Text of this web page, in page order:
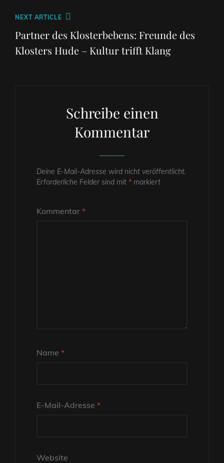
Next
Post
NEXT ARTICLE
Partner des Klosterbebens: Freunde des
Klosters Hude – Kultur trifft Klang
Schreibe einen
Kommentar
Deine E-Mail-Adresse wird nicht veröffentlicht.
Erforderliche Felder sind mit * markiert
Kommentar *
Name *
E-Mail-Adresse *
Website